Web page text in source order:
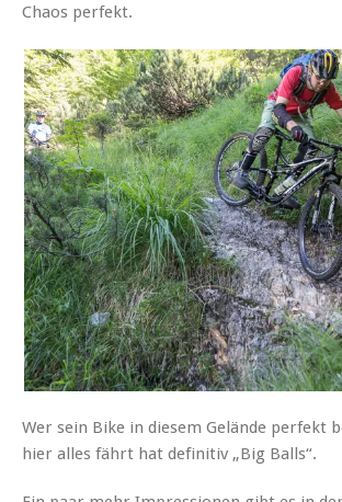
Chaos perfekt.
Wer sein Bike in diesem Gelände perfekt
hier alles fährt hat definitiv „Big Balls“.